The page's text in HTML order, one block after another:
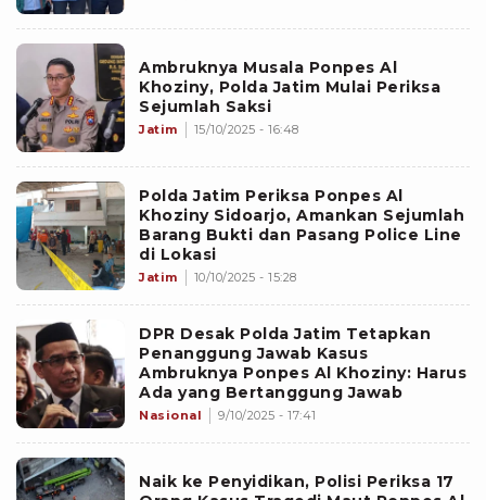
Ambruknya Musala Ponpes Al
Khoziny, Polda Jatim Mulai Periksa
Sejumlah Saksi
Jatim 15/10/2025 - 16:48
Polda Jatim Periksa Ponpes Al
Khoziny Sidoarjo, Amankan Sejumlah
Barang Bukti dan Pasang Police Line
di Lokasi
Jatim 10/10/2025 - 15:28
DPR Desak Polda Jatim Tetapkan
Penanggung Jawab Kasus
Ambruknya Ponpes Al Khoziny: Harus
Ada yang Bertanggung Jawab
Nasional 9/10/2025 - 17:41
Naik ke Penyidikan, Polisi Periksa 17